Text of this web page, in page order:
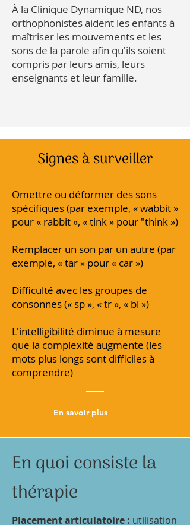
À la Clinique Dynamique ND, nos
orthophonistes aident les enfants à
maîtriser les mouvements et les
sons de la parole afin qu'ils soient
compris par leurs amis, leurs
enseignants et leur famille.
Signes à surveiller
Omettre ou déformer des sons
spécifiques (par exemple, « wabbit »
pour « rabbit », « tink » pour "think »)
Remplacer un son par un autre (par
exemple, « tar » pour « car »)
Difficulté avec les groupes de
consonnes (« sp », « tr », « bl »)
L'intelligibilité diminue à mesure
que la complexité augmente (les
mots plus longs sont difficiles à
comprendre)
En savoir plus
En quoi consiste la
thérapie
Placement articulatoire : utilisation